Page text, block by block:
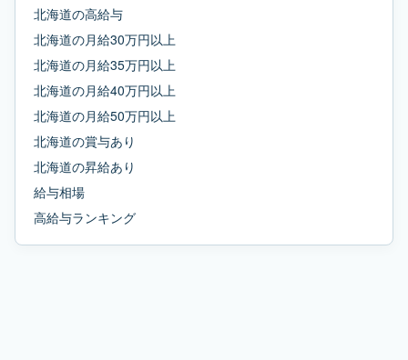
北海道の高給与
北海道の月給30万円以上
北海道の月給35万円以上
北海道の月給40万円以上
北海道の月給50万円以上
北海道の賞与あり
北海道の昇給あり
給与相場
高給与ランキング